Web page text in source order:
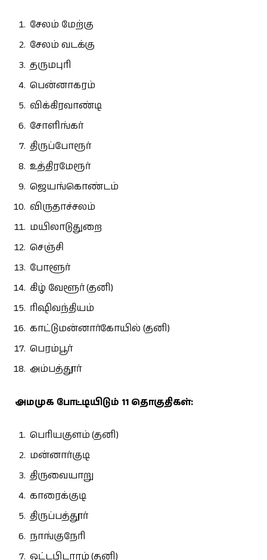
சேலம் மேற்கு
சேலம் வடக்கு
தருமபுரி
பென்னாகரம்
விக்கிரவாண்டி
சோளிங்கர்
திருப்போரூர்
உத்திரமேரூர்
ஜெயங்கொண்டம்
விருதாச்சலம்
மயிலாடுதுறை
செஞ்சி
போளூர்
கிழ் வேளூர் (தனி)
ரிஷிவந்தியம்
காட்டுமன்னார்கோயில் (தனி)
பெரம்பூர்
அம்பத்தூர்
அமமுக போட்டியிடும் 11 தொகுதிகள்:
பெரியகுளம் (தனி)
மன்னார்குடி
திருவையாறு
காரைக்குடி
திருப்பத்தூர்
நாங்குநேரி
ஒட்டபிடாரம் (தனி)